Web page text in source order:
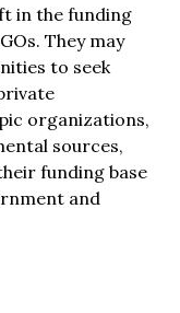
in the funding
They may
to seek
organizations,
sources,
funding base
and